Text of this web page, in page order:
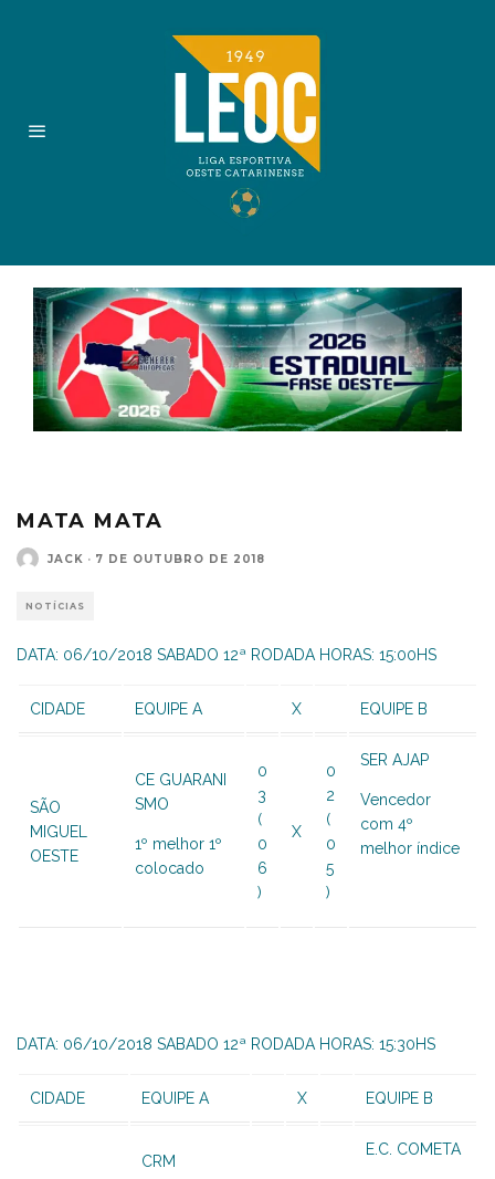
MATA MATA
JACK · 7 DE OUTUBRO DE 2018
NOTÍCIAS
DATA: 06/10/2018 SABADO 12ª RODADA HORAS: 15:00HS
CIDADE EQUIPE A X EQUIPE B
SÃO
MIGUEL
OESTE
CE GUARANI
SMO
1º melhor 1º
colocado
0
3
(
0
6
)
X
0
2
(
0
5
)
SER AJAP
Vencedor
com 4º
melhor índice
DATA: 06/10/2018 SABADO 12ª RODADA HORAS: 15:30HS
CIDADE EQUIPE A X EQUIPE B
CRM
E.C. COMETA